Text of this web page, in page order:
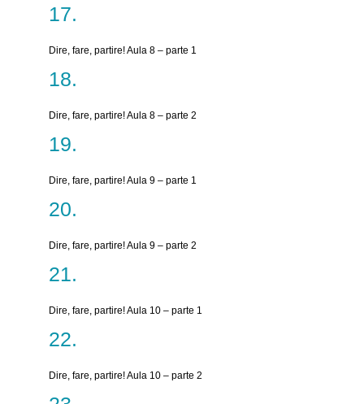
Dire, fare, partire! Aula 8 – parte 1
Dire, fare, partire! Aula 8 – parte 2
Dire, fare, partire! Aula 9 – parte 1
Dire, fare, partire! Aula 9 – parte 2
Dire, fare, partire! Aula 10 – parte 1
Dire, fare, partire! Aula 10 – parte 2